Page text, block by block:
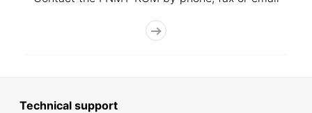
Technical support